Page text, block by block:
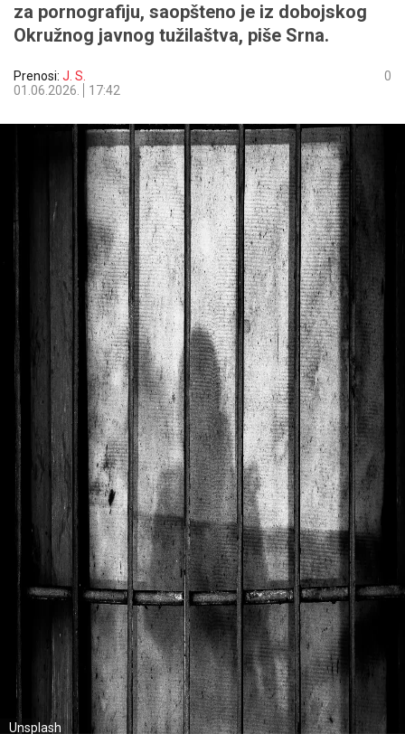
za pornografiju, saopšteno je iz dobojskog
Okružnog javnog tužilaštva, piše Srna.
Prenosi: J. S.
01.06.2026.
17:42
0
Unsplash